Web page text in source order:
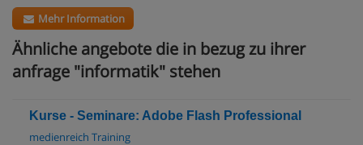
Mehr Information
Ähnliche angebote die in bezug zu ihrer
anfrage "informatik" stehen
Kurse - Seminare: Adobe Flash Professional
medienreich Training